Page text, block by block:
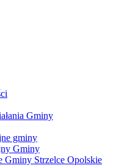
Gminy
gminy
Gminy
Strzelce Opolskie